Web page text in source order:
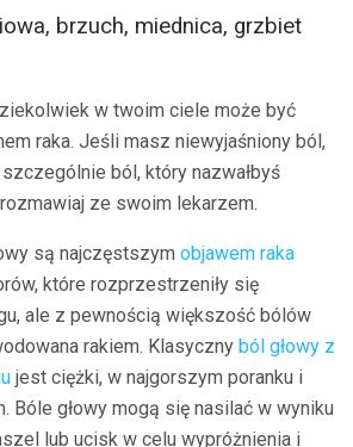
brzuch, miednica, grzbiet
w twoim ciele może być
raka. Jeśli masz niewyjaśniony ból,
ból, który nazwałbyś
ze swoim lekarzem.
są najczęstszym objawem raka
które rozprzestrzeniły się
ale z pewnością większość bólów
rakiem. Klasyczny ból głowy z
jest ciężki, w najgorszym poranku i
Bóle głowy mogą się nasilać w wyniku
lub ucisk w celu wypróżnienia i